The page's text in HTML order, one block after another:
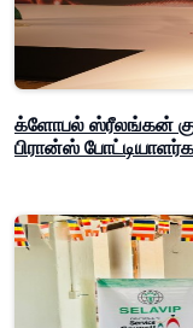
க்ளோபல் ஸ்ரீலங்கன்
பிரான்ஸ்